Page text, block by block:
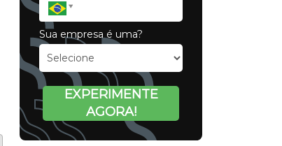
Sua empresa é uma?
EXPERIMENTE
AGORA!